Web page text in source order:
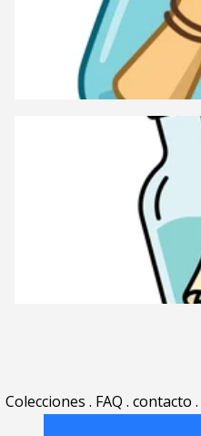
Colecciones . FAQ . contacto .